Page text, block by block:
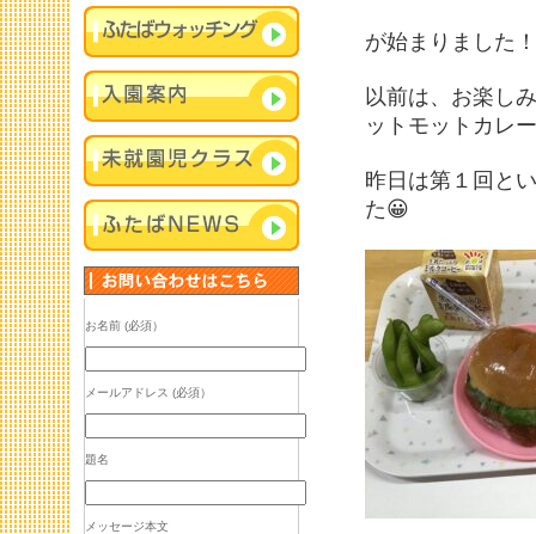
が始まりました！
以前は、お楽し
ットモットカレ
昨日は第１回と
た😀
お名前 (必須）
メールアドレス (必須）
題名
メッセージ本文